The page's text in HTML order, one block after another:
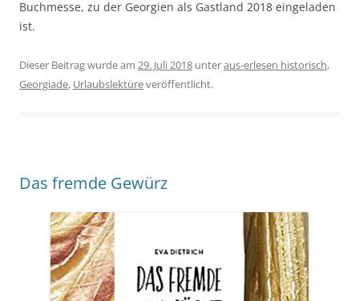
Buchmesse, zu der Georgien als Gastland 2018 eingeladen
ist.
Dieser Beitrag wurde am 29. Juli 2018 unteraus-erlesen historisch,
Georgiade, Urlaubslektüreveröffentlicht.
Das fremde Gewürz